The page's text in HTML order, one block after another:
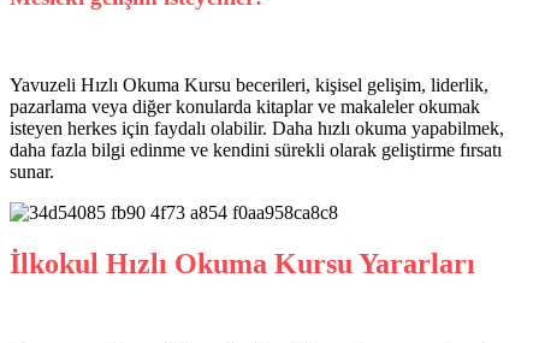
Yavuzeli Hızlı Okuma Kursu becerileri, kişisel gelişim, liderlik,
pazarlama veya diğer konularda kitaplar ve makaleler okumak
isteyen herkes için faydalı olabilir. Daha hızlı okuma yapabilmek,
daha fazla bilgi edinme ve kendini sürekli olarak geliştirme fırsatı
sunar.
İlkokul Hızlı Okuma Kursu Yararları